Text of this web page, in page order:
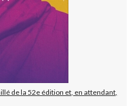
de la 52e édition et, en attendant,